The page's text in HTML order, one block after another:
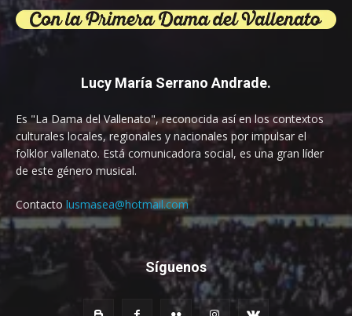
Lucy María Serrano Andrade.
Es "La Dama del Vallenato", reconocida así en los contextos
culturales locales, regionales y nacionales por impulsar el
folklor vallenato. Está comunicadora social, es una gran líder
de este género musical.
Contacto lusmasea@hotmail.com
Síguenos